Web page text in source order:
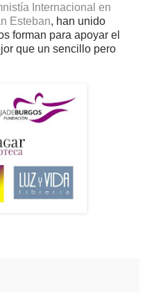
Internacional en
Esteban, han unido
forman para apoyar el
que un sencillo pero